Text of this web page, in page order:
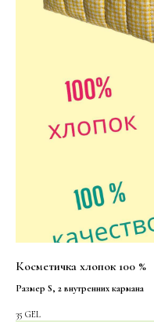
Косметичка хлопок 100 %
Размер S, 2 внутренних кармана
35 GEL